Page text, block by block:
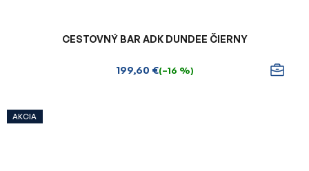
CESTOVNÝ BAR ADK DUNDEE ČIERNY
199,60 €(–16 %)
AKCIA